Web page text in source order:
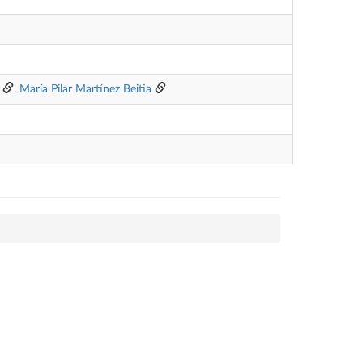
, María Pilar Martínez Beitia